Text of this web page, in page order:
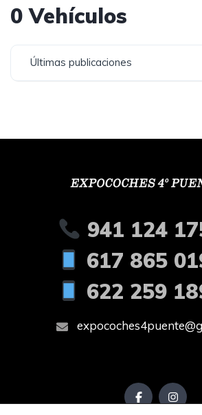
0 Vehículos
Últimas publicaciones
941 124
617 865
622 259